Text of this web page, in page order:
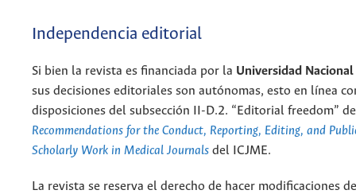
Independencia editorial
Si bien la revista es financiada por la Universidad
sus decisiones editoriales son autónomas, esto en línea
disposiciones del subsección II-D.2. “Editorial freedom”
Recommendations for the Conduct, Reporting, Editing, and
Scholarly Work in Medical Journals del ICJME.
La revista se reserva el derecho de hacer modificaciones